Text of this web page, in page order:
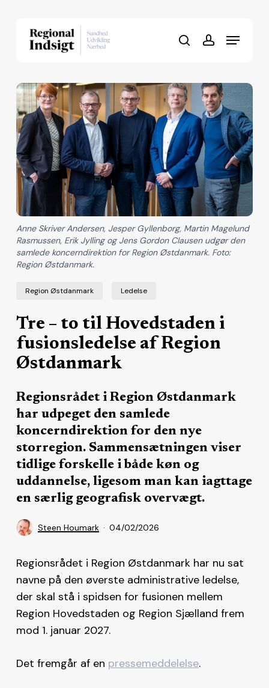
searchaccount
Menu
Region Østdanmark Ledelse
Tre – to til Hovedstaden i
fusionsledelse af Region
Østdanmark
Regionsrådet i Region Østdanmark
har udpeget den samlede
koncerndirektion for den nye
storregion. Sammensætningen viser
tidlige forskelle i både køn og
uddannelse, ligesom man kan iagttage
en særlig geografisk overvægt.
Steen Houmark 04/02/2026
Anne Skriver Andersen, Jesper Gyllenborg, Martin Magelund
Rasmussen, Erik Jylling og Jens Gordon Clausen udgør den
samlede koncerndirektion for Region Østdanmark. Foto:
Region Østdanmark.
Regionsrådet i Region Østdanmark har nu sat
navne på den øverste administrative ledelse,
der skal stå i spidsen for fusionen mellem
Region Hovedstaden og Region Sjælland frem
mod 1. januar 2027.
Det fremgår af en pressemeddelelse.
Close